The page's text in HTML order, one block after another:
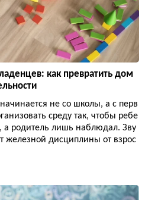
как превратить дом
не со школы, а с перв
среду так, чтобы ребе
а родитель лишь наблюдал. Зву
железной дисциплины от взрос